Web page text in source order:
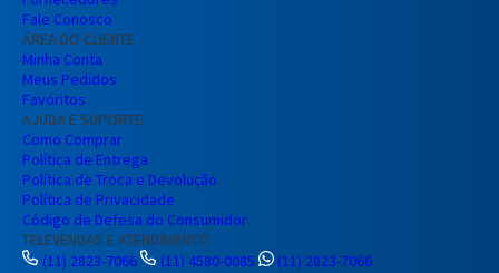
Fale Conosco
ÁREA DO CLIENTE
Minha Conta
Meus Pedidos
Favoritos
AJUDA E SUPORTE
Como Comprar
Política de Entrega
Política de Troca e Devolução
Política de Privacidade
Código de Defesa do Consumidor
TELEVENDAS E ATENDIMENTO
(11) 2823-7066
(11) 4580-0085
(11) 2823-7066